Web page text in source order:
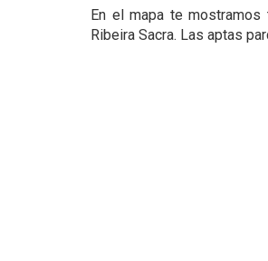
En el mapa te
Ribeira Sacra. Las aptas